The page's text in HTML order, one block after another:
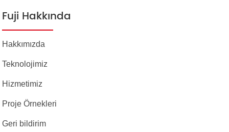
Fuji Hakkında
Hakkımızda
Teknolojimiz
Hizmetimiz
Proje Örnekleri
Geri bildirim